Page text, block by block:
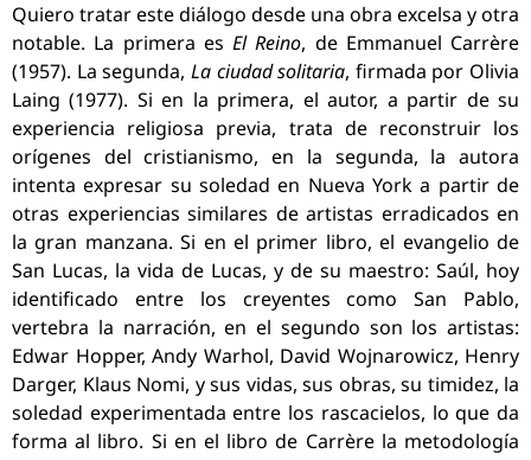
Quiero tratar este diálogo desde una obra excelsa y otra
notable. La primera es El Reino, de Emmanuel Carrère
(1957). La segunda, La ciudad solitaria, firmada por Olivia
Laing (1977). Si en la primera, el autor, a partir de su
experiencia religiosa previa, trata de reconstruir los
orígenes del cristianismo, en la segunda, la autora
intenta expresar su soledad en Nueva York a partir de
otras experiencias similares de artistas erradicados en
la gran manzana. Si en el primer libro, el evangelio de
San Lucas, la vida de Lucas, y de su maestro: Saúl, hoy
identificado entre los creyentes como San Pablo,
vertebra la narración, en el segundo son los artistas:
Edwar Hopper, Andy Warhol, David Wojnarowicz, Henry
Darger, Klaus Nomi, y sus vidas, sus obras, su timidez, la
soledad experimentada entre los rascacielos, lo que da
forma al libro. Si en el libro de Carrère la metodología